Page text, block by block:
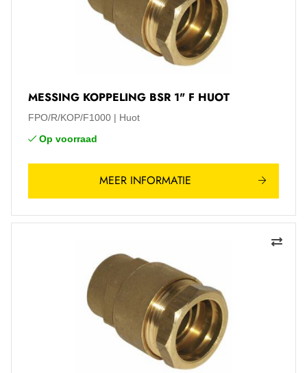
MESSING KOPPELING BSR 1" F HUOT
FPO/R/KOP/F1000
Huot
Op voorraad
MEER INFORMATIE